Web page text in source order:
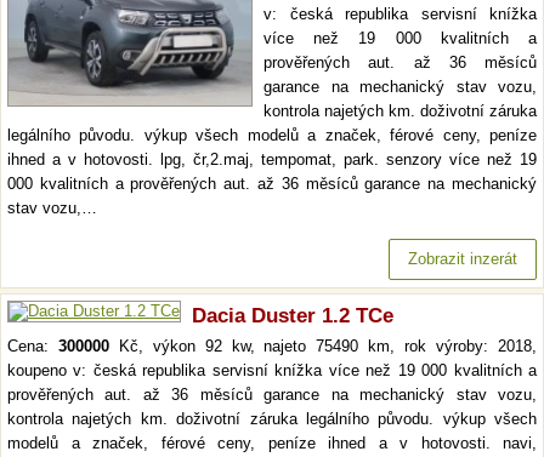
v: česká republika servisní knížka
více než 19 000 kvalitních a
prověřených aut. až 36 měsíců
garance na mechanický stav vozu,
kontrola najetých km. doživotní záruka
legálního původu. výkup všech modelů a značek, férové ceny, peníze
ihned a v hotovosti. lpg, čr,2.maj, tempomat, park. senzory více než 19
000 kvalitních a prověřených aut. až 36 měsíců garance na mechanický
stav vozu,…
Zobrazit inzerát
Dacia Duster 1.2 TCe
Cena: 300000Kč, výkon 92 kw, najeto 75490 km, rok výroby: 2018,
koupeno v: česká republika servisní knížka více než 19 000 kvalitních a
prověřených aut. až 36 měsíců garance na mechanický stav vozu,
kontrola najetých km. doživotní záruka legálního původu. výkup všech
modelů a značek, férové ceny, peníze ihned a v hotovosti. navi,